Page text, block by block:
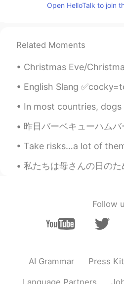
harchan
な。、
Koh
EN JP
@Masa マレーシア
Masa
THCN
Mina
Open HelloTalk to join
Related Moments
Christmas Eve/Christmas Day: December 24th & 25th
English Slang ✅cocky=too confident about yourself,
In most countries, dogs are the most popular pet. Many
昨日バーベキューハムバーガーとコーンもを夕食に作った Yesterday we made
Take risks…a lot of them! Sometimes there’s danger
私たちは母さんの日のために先週末に両親の家に行って止まった For Mother’s Day
Follow
AI Grammar Press Kit
Language Partners